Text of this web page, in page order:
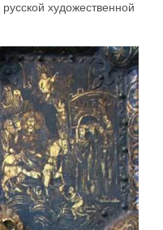
художественной